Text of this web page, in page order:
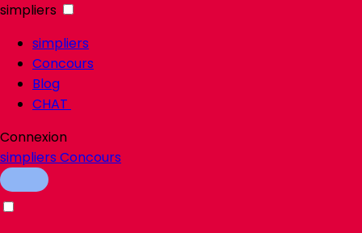
simpliers
simpliers
Concours
Blog
CHAT
Connexion
simpliers Concours